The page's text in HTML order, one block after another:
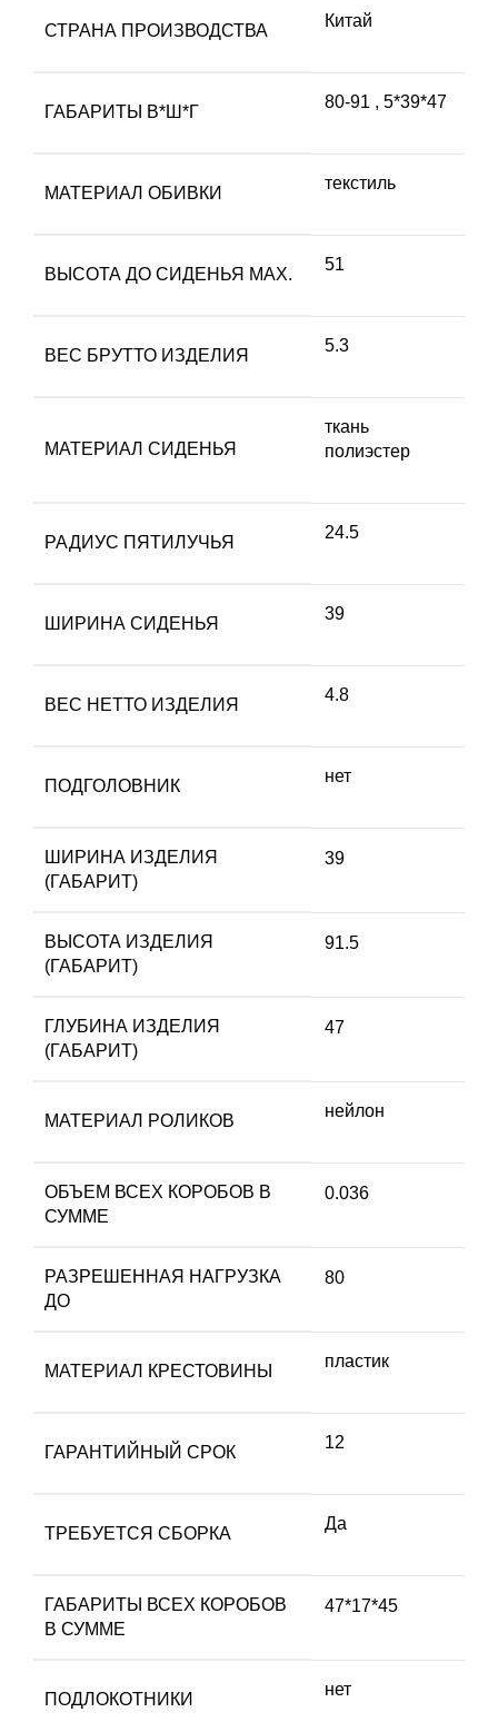
СТРАНА ПРОИЗВОДСТВА
Китай
ГАБАРИТЫ В*Ш*Г
80-91 , 5*39*47
МАТЕРИАЛ ОБИВКИ
текстиль
ВЫСОТА ДО СИДЕНЬЯ MAX.
51
ВЕС БРУТТО ИЗДЕЛИЯ
5.3
МАТЕРИАЛ СИДЕНЬЯ
ткань
полиэстер
РАДИУС ПЯТИЛУЧЬЯ
24.5
ШИРИНА СИДЕНЬЯ
39
ВЕС НЕТТО ИЗДЕЛИЯ
4.8
ПОДГОЛОВНИК
нет
ШИРИНА ИЗДЕЛИЯ
(ГАБАРИТ)
39
ВЫСОТА ИЗДЕЛИЯ
(ГАБАРИТ)
91.5
ГЛУБИНА ИЗДЕЛИЯ
(ГАБАРИТ)
47
МАТЕРИАЛ РОЛИКОВ
нейлон
ОБЪЕМ ВСЕХ КОРОБОВ В
СУММЕ
0.036
РАЗРЕШЕННАЯ НАГРУЗКА
ДО
80
МАТЕРИАЛ КРЕСТОВИНЫ
пластик
ГАРАНТИЙНЫЙ СРОК
12
ТРЕБУЕТСЯ СБОРКА
Да
ГАБАРИТЫ ВСЕХ КОРОБОВ
В СУММЕ
47*17*45
ПОДЛОКОТНИКИ
нет